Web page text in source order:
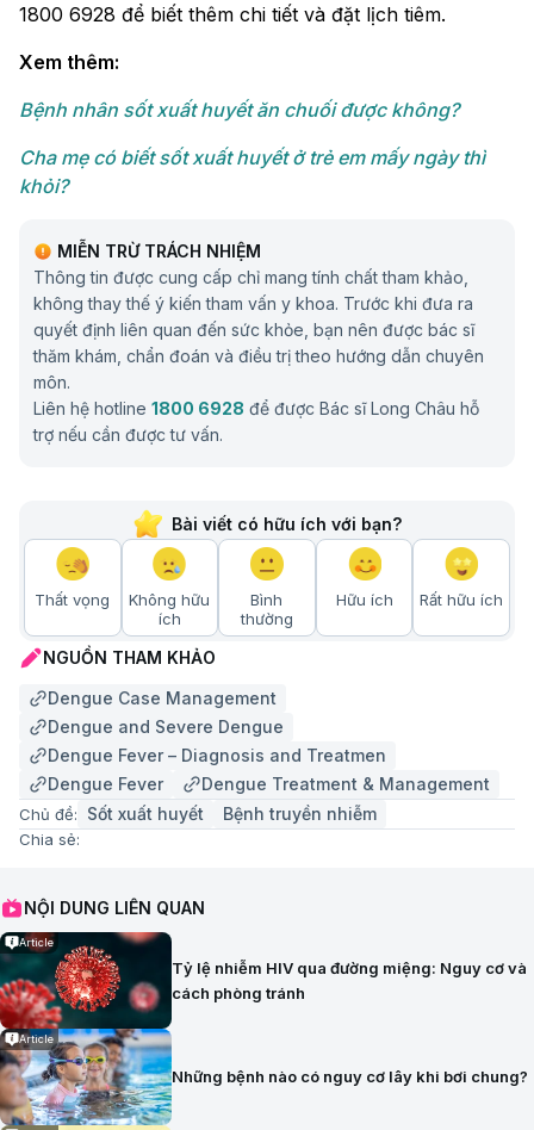
1800 6928 để biết thêm chi tiết và đặt lịch tiêm.
Xem thêm:
Bệnh nhân sốt xuất huyết ăn chuối được không?
Cha mẹ có biết sốt xuất huyết ở trẻ em mấy ngày thì
khỏi?
MIỄN TRỪ TRÁCH NHIỆM
Thông tin được cung cấp chỉ mang tính chất tham khảo,
không thay thế ý kiến tham vấn y khoa. Trước khi đưa ra
quyết định liên quan đến sức khỏe, bạn nên được bác sĩ
thăm khám, chẩn đoán và điều trị theo hướng dẫn chuyên
môn.
Liên hệ hotline 1800 6928 để được Bác sĩ Long Châu hỗ
trợ nếu cần được tư vấn.
Bài viết có hữu ích với bạn?
Thất vọng
Không hữu
ích
Bình
thường
Hữu ích Rất hữu ích
NGUỒN THAM KHẢO
Dengue Case Management
Dengue and Severe Dengue
Dengue Fever – Diagnosis and Treatmen
Dengue Fever
Dengue Treatment & Management
Chủ đề: Sốt xuất huyết Bệnh truyền nhiễm
Chia sẻ:
NỘI DUNG LIÊN QUAN
Article
Tỷ lệ nhiễm HIV qua đường miệng: Nguy cơ và
cách phòng tránh
Article
Những bệnh nào có nguy cơ lây khi bơi chung?